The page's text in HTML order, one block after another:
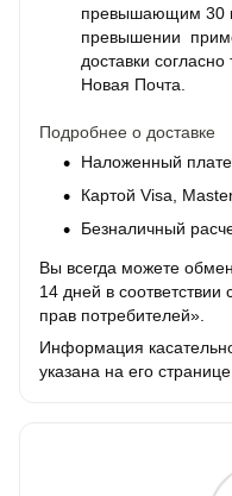
превышающим 30
превышении
доставки
Новая Почта.
Подробнее о доставке
Наложенный
Картой Visa,
Безналичный
Вы всегда можете
14 дней в
прав потребителей».
Информация
указана на его странице